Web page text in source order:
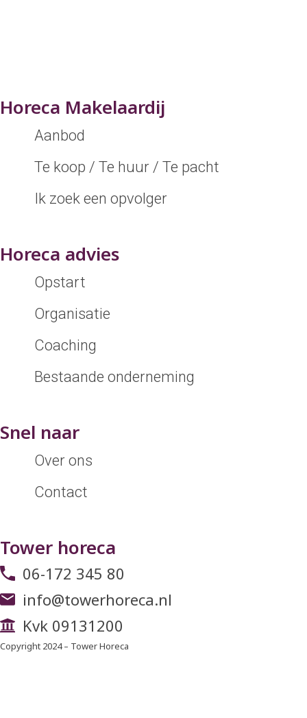
Horeca Makelaardij
Aanbod
Te koop / Te huur / Te pacht
Ik zoek een opvolger
Horeca advies
Opstart
Organisatie
Coaching
Bestaande onderneming
Snel naar
Over ons
Contact
Tower horeca
06-172 345 80
info@towerhoreca.nl
Kvk 09131200
Copyright 2024 – Tower Horeca